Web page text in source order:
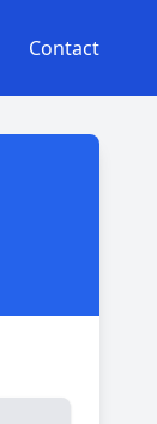
Contact